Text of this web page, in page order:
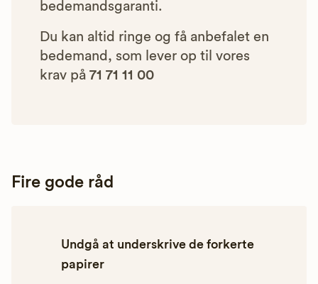
bedemandsgaranti.
Du kan altid ringe og få anbefalet en
bedemand, som lever op til vores
krav på 71 71 11 00
Fire gode råd
Undgå at underskrive de forkerte
papirer